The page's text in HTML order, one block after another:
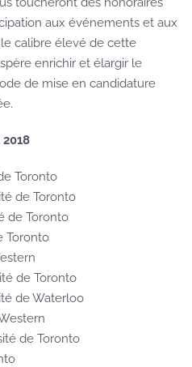
aux événements et aux
calibre élevé de cette
enrichir et élargir le
de mise en candidature
2018
Toronto
de Toronto
de Toronto
Toronto
de Toronto
de Waterloo
de Toronto